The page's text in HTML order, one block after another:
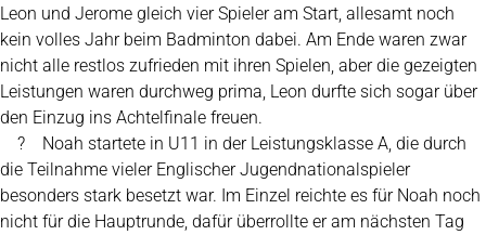
Leon und Jerome gleich vier Spieler am Start, allesamt noch
kein volles Jahr beim Badminton dabei. Am Ende waren zwar
nicht alle restlos zufrieden mit ihren Spielen, aber die gezeigten
Leistungen waren durchweg prima, Leon durfte sich sogar über
den Einzug ins Achtelfinale freuen.
? Noah startete in U11 in der Leistungsklasse A, die durch
die Teilnahme vieler Englischer Jugendnationalspieler
besonders stark besetzt war. Im Einzel reichte es für Noah noch
nicht für die Hauptrunde, dafür überrollte er am nächsten Tag